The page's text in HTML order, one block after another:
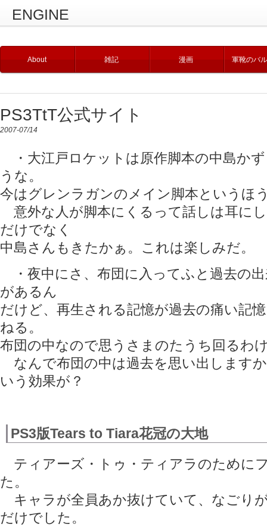
ENGINE
About 雑記 漫画 軍靴のバ
PS3TtT公式サイト
2007-07/14
・大江戸ロケットは原作脚本の中島か
うな。
今はグレンラガンのメイン脚本というほ
意外な人が脚本にくるって話しは耳に
だけでなく
中島さんもきたかぁ。これは楽しみだ。
・夜中にさ、布団に入ってふと過去の
があるん
だけど、再生される記憶が過去の痛い記
ねる。
布団の中なので思うさまのたうち回るわ
なんで布団の中は過去を思い出します
いう効果が？
PS3版Tears to Tiara花冠の大地
ティアーズ・トゥ・ティアラのために
た。
キャラが全員あか抜けていて、なごり
だけでした。